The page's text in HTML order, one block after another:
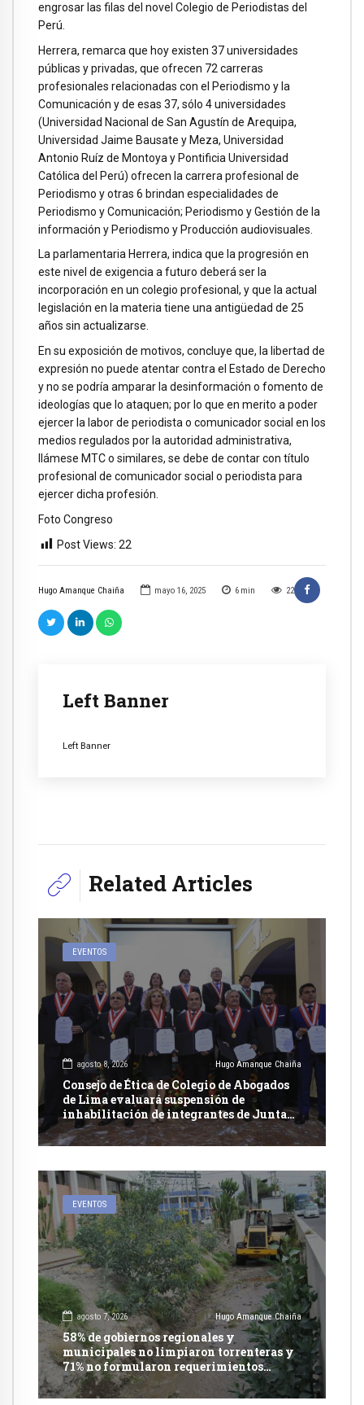
Hugo Amanque Chaiña mayo 16, 2025 6 min 22
Left Banner
Left Banner
engrosar las filas del novel Colegio de Periodistas del
Perú.
Herrera, remarca que hoy existen 37 universidades
públicas y privadas, que ofrecen 72 carreras
profesionales relacionadas con el Periodismo y la
Comunicación y de esas 37, sólo 4 universidades
(Universidad Nacional de San Agustín de Arequipa,
Universidad Jaime Bausate y Meza, Universidad
Antonio Ruíz de Montoya y Pontificia Universidad
Católica del Perú) ofrecen la carrera profesional de
Periodismo y otras 6 brindan especialidades de
Periodismo y Comunicación; Periodismo y Gestión de la
información y Periodismo y Producción audiovisuales.
La parlamentaria Herrera, indica que la progresión en
este nivel de exigencia a futuro deberá ser la
incorporación en un colegio profesional, y que la actual
legislación en la materia tiene una antigüedad de 25
años sin actualizarse.
En su exposición de motivos, concluye que, la libertad de
expresión no puede atentar contra el Estado de Derecho
y no se podría amparar la desinformación o fomento de
ideologías que lo ataquen; por lo que en merito a poder
ejercer la labor de periodista o comunicador social en los
medios regulados por la autoridad administrativa,
llámese MTC o similares, se debe de contar con título
profesional de comunicador social o periodista para
ejercer dicha profesión.
Foto Congreso
Post Views: 22
Related Articles
EVENTOS
agosto 8, 2026 Hugo Amanque Chaiña
Consejo de Ética de Colegio de Abogados
de Lima evaluará suspensión de
inhabilitación de integrantes de Junta
Nacional de Justicia
EVENTOS
agosto 7, 2026 Hugo Amanque Chaiña
58% de gobiernos regionales y
municipales no limpiaron torrenteras y
71% no formularon requerimientos
presupuestales afirma informe de
Contraloría